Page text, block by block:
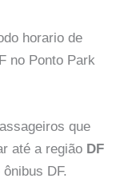
horario de
no Ponto Park
que
até a região DF
DF.